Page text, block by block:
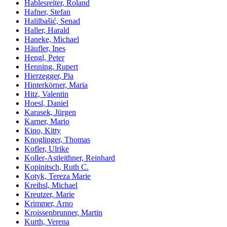
Hablesreiter, Roland
Hafner, Stefan
Halilbašić, Senad
Haller, Harald
Haneke, Michael
Häufler, Ines
Hengl, Peter
Henning, Rupert
Hierzegger, Pia
Hinterkörner, Maria
Hitz, Valentin
Hoesl, Daniel
Karasek, Jürgen
Karner, Mario
Kino, Kitty
Knoglinger, Thomas
Kofler, Ulrike
Koller-Astleithner, Reinhard
Kopinitsch, Ruth C.
Kotyk, Tereza Marie
Kreihsl, Michael
Kreutzer, Marie
Krimmer, Arno
Kroissenbrunner, Martin
Kurth, Verena